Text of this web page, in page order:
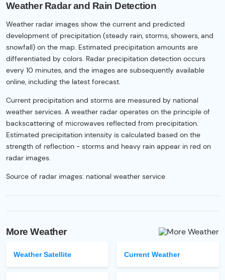
Weather Radar and Rain Detection
Weather radar images show the current and predicted
development of precipitation (steady rain, storms, showers, and
snowfall) on the map. Estimated precipitation amounts are
differentiated by colors. Radar precipitation detection occurs
every 10 minutes, and the images are subsequently available
online, including the latest forecast.
Current precipitation and storms are measured by national
weather services. A weather radar operates on the principle of
backscattering of microwaves reflected from precipitation.
Estimated precipitation intensity is calculated based on the
strength of reflection - storms and heavy rain appear in red on
radar images.
Source of radar images: national weather service
More Weather
Weather Satellite Current Weather